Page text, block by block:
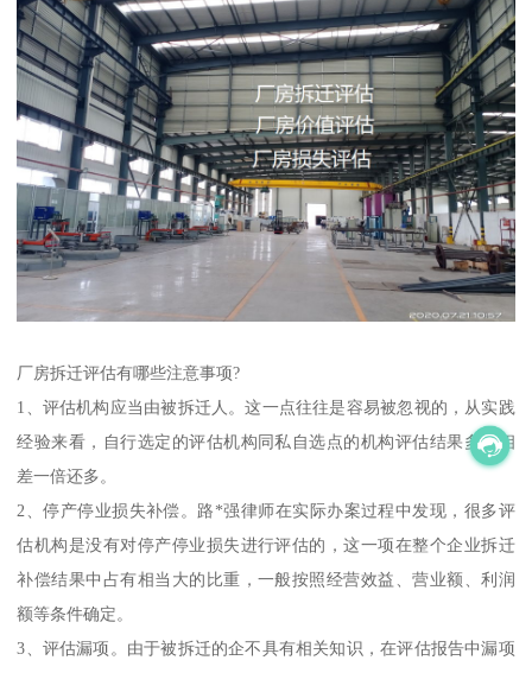
厂房拆迁评估有哪些注意事项?
1、评估机构应当由被拆迁人。这一点往往是容易被忽视的，从实践
经验来看，自行选定的评估机构同私自选点的机构评估结果多的相
差一倍还多。
2、停产停业损失补偿。路*强律师在实际办案过程中发现，很多评
估机构是没有对停产停业损失进行评估的，这一项在整个企业拆迁
补偿结果中占有相当大的比重，一般按照经营效益、营业额、利润
额等条件确定。
3、评估漏项。由于被拆迁的企不具有相关知识，在评估报告中漏项